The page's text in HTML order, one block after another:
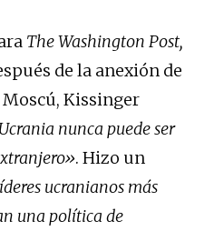
The Washington Post,
de la anexión de
Kissinger
nunca puede ser
. Hizo un
ucranianos más
una política de